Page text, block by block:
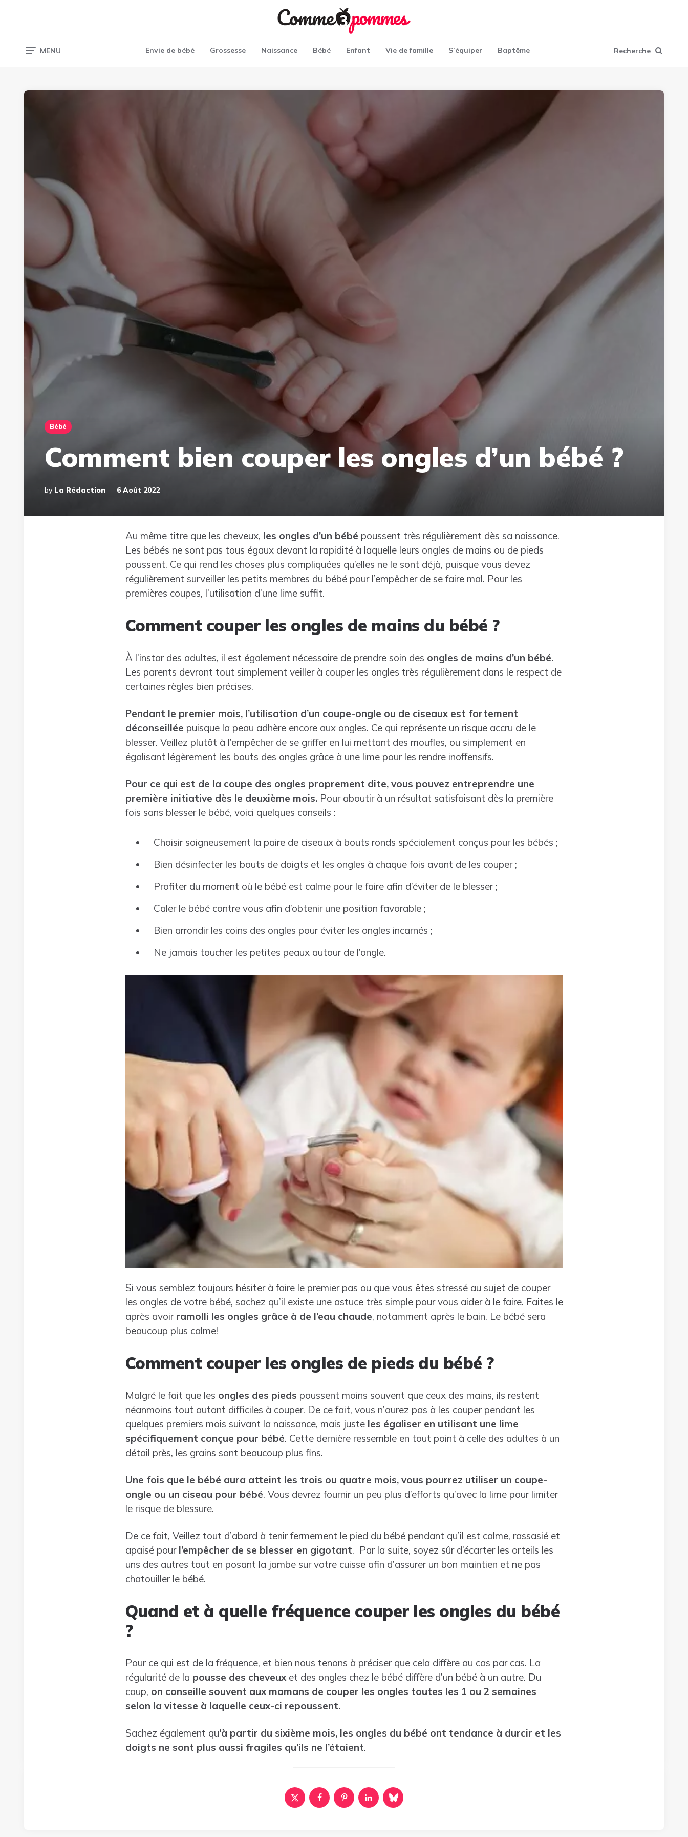
MENU Envie de bébé Grossesse Naissance Bébé Enfant Vie de famille S’équiper Baptême Recherche
Bébé
Comment bien couper les ongles d’un bébé ?
Posted
By
By La Rédaction 6 Août 2022
Au même titre que les cheveux, les ongles d’un bébé poussent très régulièrement dès sa naissance.
Les bébés ne sont pas tous égaux devant la rapidité à laquelle leurs ongles de mains ou de pieds
poussent. Ce qui rend les choses plus compliquées qu’elles ne le sont déjà, puisque vous devez
régulièrement surveiller les petits membres du bébé pour l’empêcher de se faire mal. Pour les
premières coupes, l’utilisation d’une lime suffit.
Comment couper les ongles de mains du bébé ?
À l’instar des adultes, il est également nécessaire de prendre soin des ongles de mains d’un bébé.
Les parents devront tout simplement veiller à couper les ongles très régulièrement dans le respect de
certaines règles bien précises.
Pendant le premier mois, l’utilisation d’un coupe-ongle ou de ciseaux est fortement
déconseillée puisque la peau adhère encore aux ongles. Ce qui représente un risque accru de le
blesser. Veillez plutôt à l’empêcher de se griffer en lui mettant des moufles, ou simplement en
égalisant légèrement les bouts des ongles grâce à une lime pour les rendre inoffensifs.
Pour ce qui est de la coupe des ongles proprement dite, vous pouvez entreprendre une
première initiative dès le deuxième mois.Pour aboutir à un résultat satisfaisant dès la première
fois sans blesser le bébé, voici quelques conseils :
Choisir soigneusement la paire de ciseaux à bouts ronds spécialement conçus pour les bébés ;
Bien désinfecter les bouts de doigts et les ongles à chaque fois avant de les couper ;
Profiter du moment où le bébé est calme pour le faire afin d’éviter de le blesser ;
Caler le bébé contre vous afin d’obtenir une position favorable ;
Bien arrondir les coins des ongles pour éviter les ongles incarnés ;
Ne jamais toucher les petites peaux autour de l’ongle.
Si vous semblez toujours hésiter à faire le premier pas ou que vous êtes stressé au sujet de couper
les ongles de votre bébé, sachez qu’il existe une astuce très simple pour vous aider à le faire. Faites le
après avoir ramolli les ongles grâce à de l’eau chaude, notamment après le bain. Le bébé sera
beaucoup plus calme!
Comment couper les ongles de pieds du bébé ?
Malgré le fait que les ongles des pieds poussent moins souvent que ceux des mains, ils restent
néanmoins tout autant difficiles à couper. De ce fait, vous n’aurez pas à les couper pendant les
quelques premiers mois suivant la naissance, mais justeles égaliser en utilisant une lime
spécifiquement conçue pour bébé. Cette dernière ressemble en tout point à celle des adultes à un
détail près, les grains sont beaucoup plus fins.
Une fois que le bébé aura atteint les trois ou quatre mois, vous pourrez utiliser un coupe-
ongle ou un ciseau pour bébé. Vous devrez fournir un peu plus d’efforts qu’avec la lime pour limiter
le risque de blessure.
De ce fait, Veillez tout d’abord à tenir fermement le pied du bébé pendant qu’il est calme, rassasié et
apaisé pour l’empêcher de se blesser en gigotant. Par la suite, soyez sûr d’écarter les orteils les
uns des autres tout en posant la jambe sur votre cuisse afin d’assurer un bon maintien et ne pas
chatouiller le bébé.
Quand et à quelle fréquence couper les ongles du bébé
?
Pour ce qui est de la fréquence, et bien nous tenons à préciser que cela diffère au cas par cas. La
régularité de la pousse des cheveuxet des ongles chez le bébé diffère d’un bébé à un autre. Du
coup, on conseille souvent aux mamans de couper les ongles toutes les 1 ou 2 semaines
selon la vitesse à laquelle ceux-ci repoussent.
Sachez également qu‘à partir du sixième mois, les ongles du bébé ont tendance à durcir et les
doigts ne sont plus aussi fragiles qu’ils ne l’étaient.